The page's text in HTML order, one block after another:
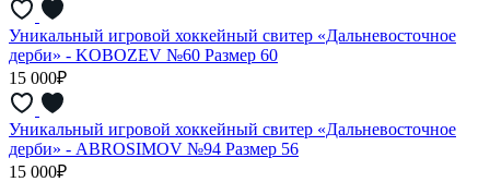
Уникальный игровой хоккейный свитер «Дальневосточное
дерби» - KOBOZEV №60 Размер 60
15 000₽
Уникальный игровой хоккейный свитер «Дальневосточное
дерби» - ABROSIMOV №94 Размер 56
15 000₽